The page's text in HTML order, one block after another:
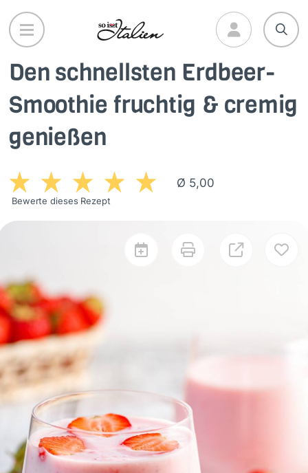
Direkt
zum
Inhalt
Den schnellsten Erdbeer-
Smoothie fruchtig & cremig
genießen
Ø 5,00
Bewerte dieses Rezept